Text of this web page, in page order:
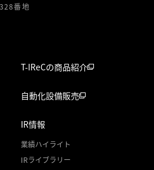
番地
T-IReCの商品紹介
自動化設備販売
IR情報
業績ハイライト
IRライブラリー